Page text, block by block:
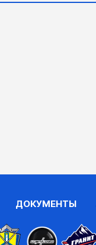
ДОКУМЕНТЫ